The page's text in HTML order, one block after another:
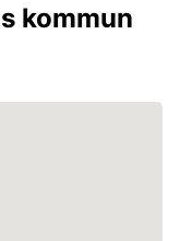
kommun